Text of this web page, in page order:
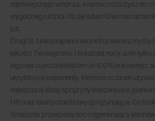
najmniejszego wnętrza, a na noc rozłożysz do
wygodnego łóżka. I to jak łatwo! Dwoma
już.
Drugi to funkcja spania skonstruowana z myślą
jakości Twojego snu. I to każdej nocy, a nie
jego sercu poza stelażem ze 100% bukowego,
ukryliśmy komponenty, które na co dzień
najwyższej klasy sprężyny kieszeniowe,
HR oraz elastyczne listwy sprężynujące. Co to
Smacznie przespaną noc i regenerujący sen